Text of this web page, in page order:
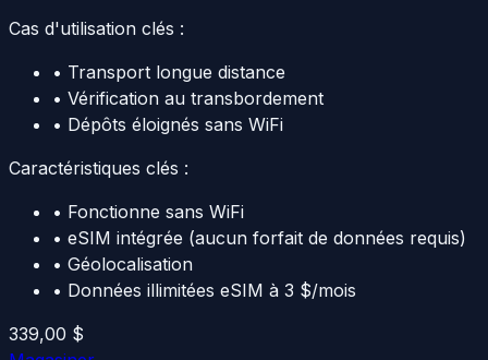
Cas d'utilisation clés :
• Transport longue distance
• Vérification au transbordement
• Dépôts éloignés sans WiFi
Caractéristiques clés :
• Fonctionne sans WiFi
• eSIM intégrée (aucun forfait de données requis)
• Géolocalisation
• Données illimitées eSIM à 3 $/mois
339,00 $